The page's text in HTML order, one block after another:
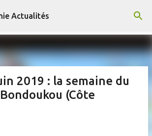
au contenu principal
Actualités
2019 : la semaine du
(Côte